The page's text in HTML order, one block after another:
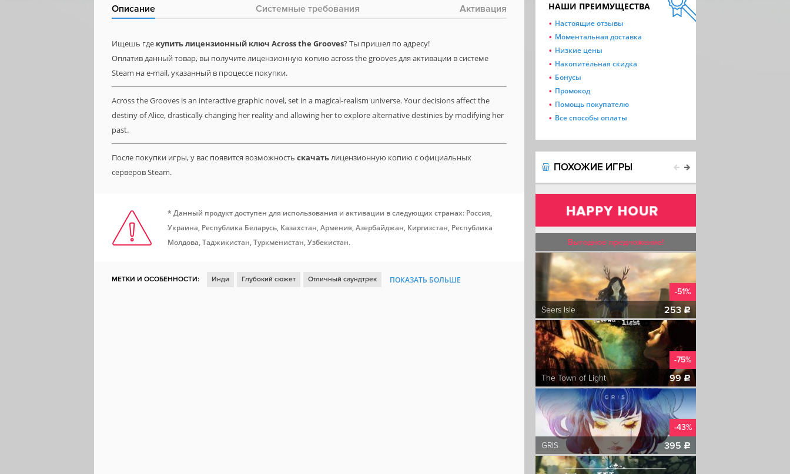
Описание Системные требования Активация
Ищешь где купить лицензионный ключ Across the Grooves? Ты пришел по адресу!
Оплатив данный товар, вы получите лицензионную копию across the grooves для активации в системе
Steam на e-mail, указанный в процессе покупки.
Across the Grooves is an interactive graphic novel, set in a magical-realism universe. Your decisions affect the
destiny of Alice, drastically changing her reality and allowing her to explore alternative destinies by modifying her
past.
После покупки игры, у вас появится возможность скачатьлицензионную копию с официальных
серверов Steam.
* Данный продукт доступен для использования и активации в следующих странах: Россия,
Украина, Республика Беларусь, Казахстан, Армения, Азербайджан, Киргизстан, Республика
Молдова, Таджикистан, Туркменистан, Узбекистан.
МЕТКИ И ОСОБЕННОСТИ: Инди Глубокий сюжет Отличный саундтрек ПОКАЗАТЬ БОЛЬШЕ
НАШИ ПРЕИМУЩЕСТВА
Настоящие отзывы
Моментальная доставка
Низкие цены
Накопительная скидка
Бонусы
Промокод
Помощь покупателю
Все способы оплаты
ПОХОЖИЕ ИГРЫ
Выгодное предложение!
-51%
Seers Isle
253 c
-75%
The Town of Light
99 c
-43%
GRIS
395 c